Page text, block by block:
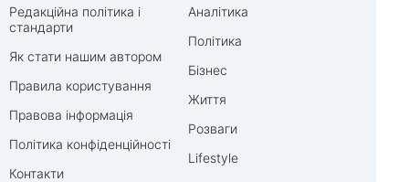
Редакційна політика і
стандарти
Як стати нашим автором
Правила користування
Правова інформація
Політика конфіденційності
Контакти
Аналітика
Політика
Бізнес
Життя
Розваги
Lifestyle